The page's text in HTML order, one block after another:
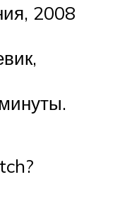
2008